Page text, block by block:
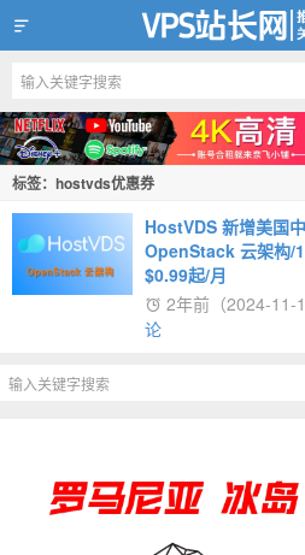
VPS站长网
标签：hostvds优惠券
HostVDS 新增美国
OpenStack 云架构/
$0.99起/月
2年前（2024-11-
论